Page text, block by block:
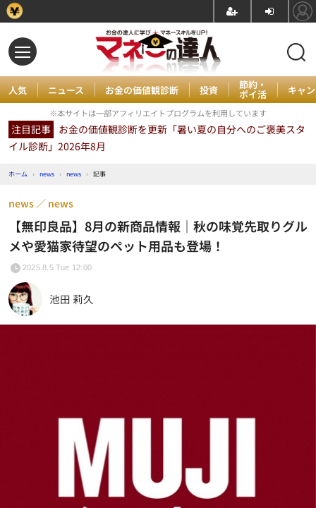
人気 ニュース お金の価値観診断 投資 節約・
ポイ活 キャ
※本サイトは一部アフィリエイトプログラムを利用しています
注目記事 お金の価値観診断を更新「暑い夏の自分へのご褒美スタ
イル診断」2026年8月
ホーム › news › news › 記事
【無印良品】8月の新商品情報｜秋の味覚先取りグル
メや愛猫家待望のペット用品も登場！
news news
2025.8.5 Tue 12:00
池田 莉久